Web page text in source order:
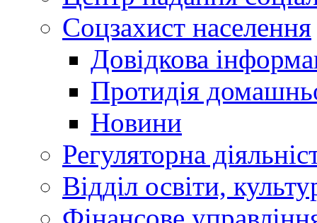
Соцзахист населення
Довідкова
Протидія
Новини
Регуляторна
Відділ освіти,